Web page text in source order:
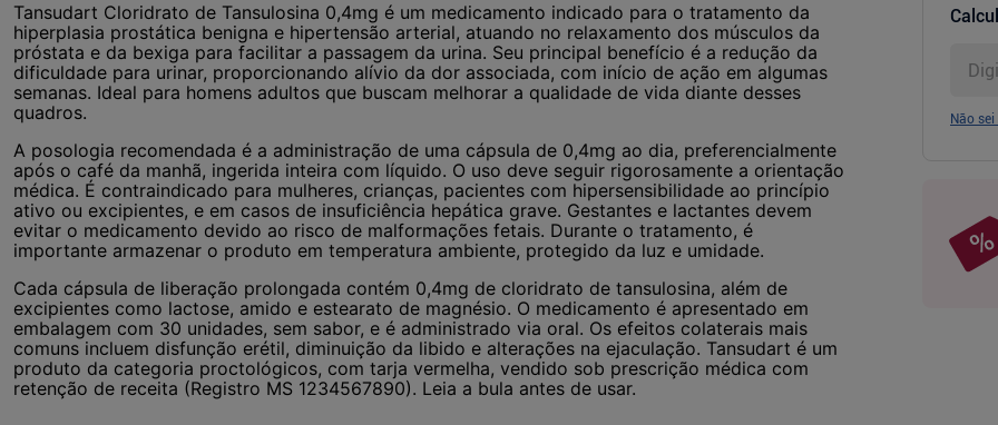
Tansudart Cloridrato de Tansulosina 0,4mg é um medicamento indicado para o tratamento da
hiperplasia prostática benigna e hipertensão arterial, atuando no relaxamento dos músculos da
próstata e da bexiga para facilitar a passagem da urina. Seu principal benefício é a redução da
dificuldade para urinar, proporcionando alívio da dor associada, com início de ação em algumas
semanas. Ideal para homens adultos que buscam melhorar a qualidade de vida diante desses
quadros.
A posologia recomendada é a administração de uma cápsula de 0,4mg ao dia, preferencialmente
após o café da manhã, ingerida inteira com líquido. O uso deve seguir rigorosamente a orientação
médica. É contraindicado para mulheres, crianças, pacientes com hipersensibilidade ao princípio
ativo ou excipientes, e em casos de insuficiência hepática grave. Gestantes e lactantes devem
evitar o medicamento devido ao risco de malformações fetais. Durante o tratamento, é
importante armazenar o produto em temperatura ambiente, protegido da luz e umidade.
Cada cápsula de liberação prolongada contém 0,4mg de cloridrato de tansulosina, além de
excipientes como lactose, amido e estearato de magnésio. O medicamento é apresentado em
embalagem com 30 unidades, sem sabor, e é administrado via oral. Os efeitos colaterais mais
comuns incluem disfunção erétil, diminuição da libido e alterações na ejaculação. Tansudart é um
produto da categoria proctológicos, com tarja vermelha, vendido sob prescrição médica com
retenção de receita (Registro MS 1234567890). Leia a bula antes de usar.
Não sei